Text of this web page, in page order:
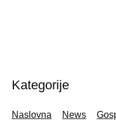
Kategorije
Naslovna News